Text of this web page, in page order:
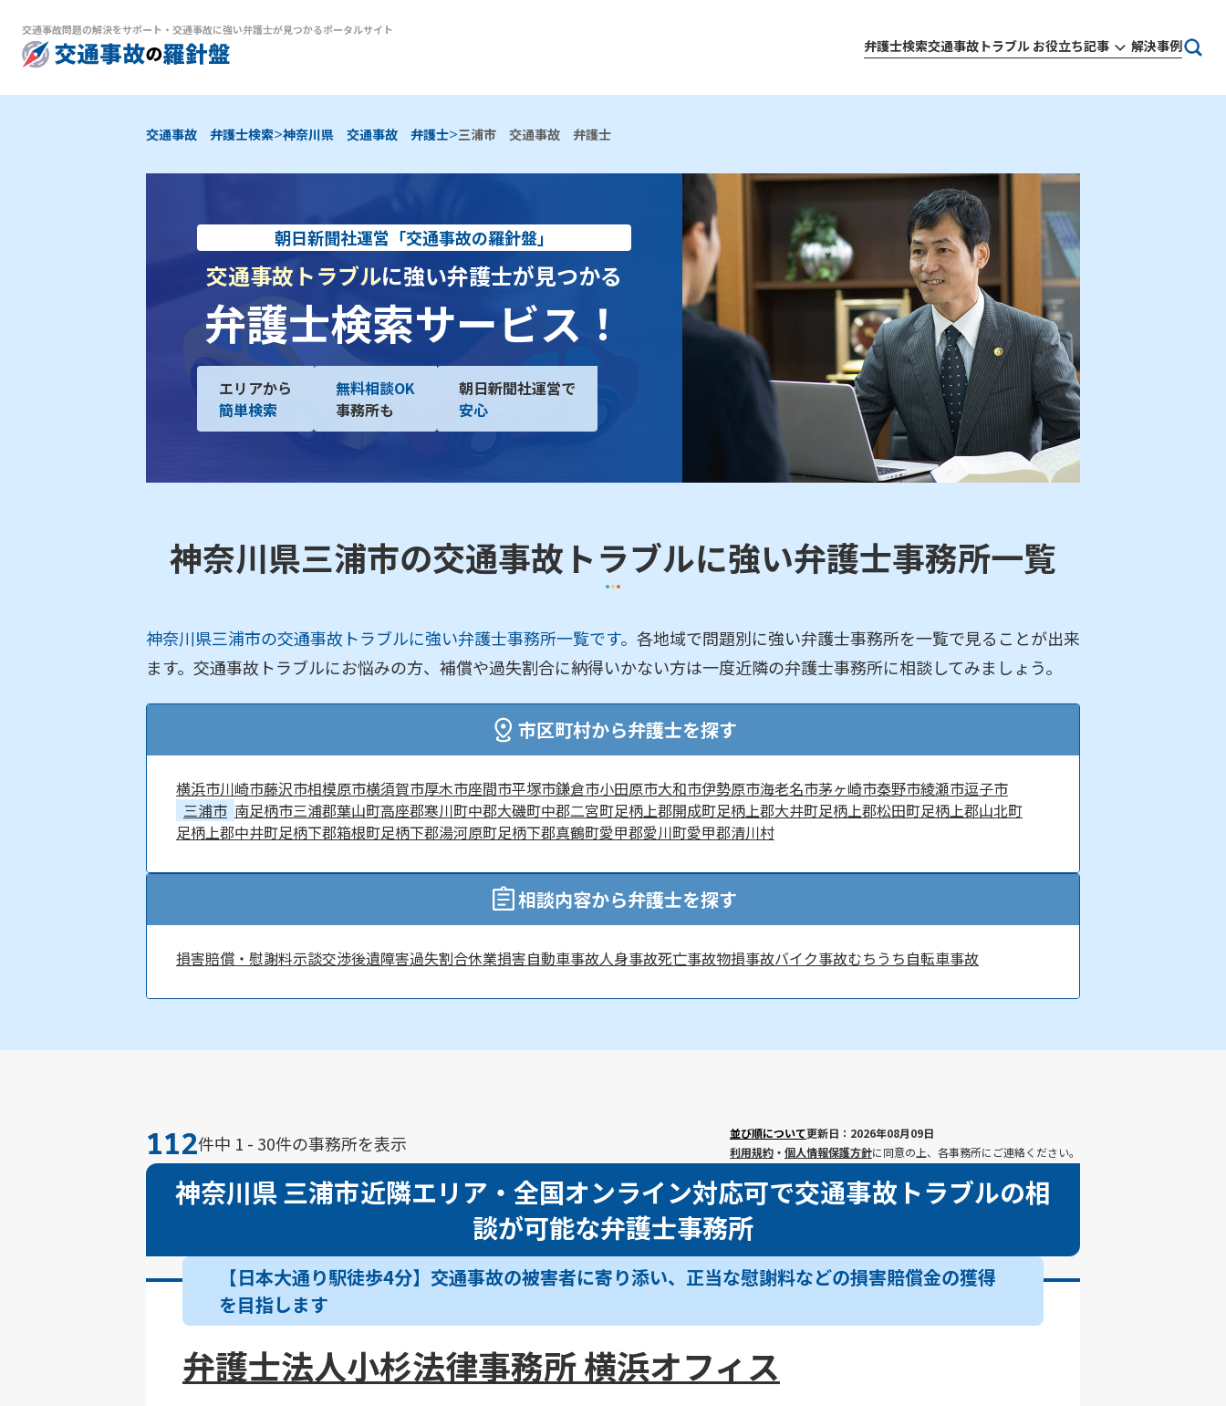
交通事故問題の解決をサポート ・ 交通事故に強い弁護士が見つかるポータルサイト
弁護士検索交通事故トラブル お役立ち記事 解決事例
交通事故 弁護士検索>神奈川県 交通事故 弁護士>三浦市 交通事故 弁護士
朝日新聞社運営「交通事故の羅針盤」
交通事故トラブルに強い弁護士が見つかる
弁護士検索サービス！
エリアから
簡単検索
無料相談OK
事務所も
朝日新聞社運営で
安心
神奈川県三浦市の交通事故トラブルに強い弁護士事務所一覧
神奈川県三浦市の交通事故トラブルに強い弁護士事務所一覧です。 各地域で問題別に強い弁護士事務所を一覧で見ることが出来
ます。交通事故トラブルにお悩みの方、補償や過失割合に納得いかない方は一度近隣の弁護士事務所に相談してみましょう。
市区町村から弁護士を探す
横浜市川崎市藤沢市相模原市横須賀市厚木市座間市平塚市鎌倉市小田原市大和市伊勢原市海老名市茅ヶ崎市秦野市綾瀬市逗子市
三浦市 南足柄市三浦郡葉山町高座郡寒川町中郡大磯町中郡二宮町足柄上郡開成町足柄上郡大井町足柄上郡松田町足柄上郡山北町
足柄上郡中井町足柄下郡箱根町足柄下郡湯河原町足柄下郡真鶴町愛甲郡愛川町愛甲郡清川村
相談内容から弁護士を探す
損害賠償・慰謝料示談交渉後遺障害過失割合休業損害自動車事故人身事故死亡事故物損事故バイク事故むちうち自転車事故
112件中 1 - 30件の事務所を表示 並び順について更新日：2026年08月09日
利用規約 ・ 個人情報保護方針に同意の上、各事務所にご連絡ください。
神奈川県 三浦市近隣エリア・全国オンライン対応可で交通事故トラブルの相
談が可能な弁護士事務所
【日本大通り駅徒歩4分】交通事故の被害者に寄り添い、正当な慰謝料などの損害賠償金の獲得
を目指します
弁護士法人小杉法律事務所 横浜オフィス